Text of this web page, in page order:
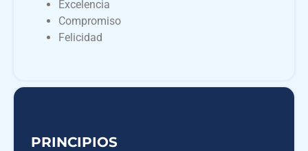
Excelencia
Compromiso
Felicidad
PRINCIPIOS